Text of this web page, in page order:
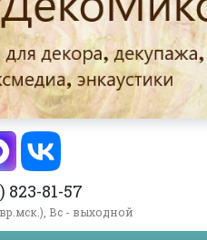
823-81-57
Вс - выходной